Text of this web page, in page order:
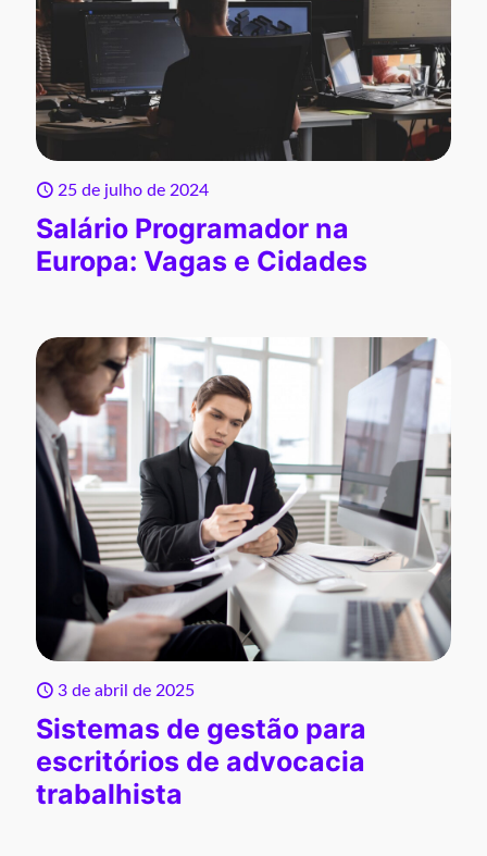
25 de julho de 2024
Salário Programador na
Europa: Vagas e Cidades
3 de abril de 2025
Sistemas de gestão para
escritórios de advocacia
trabalhista